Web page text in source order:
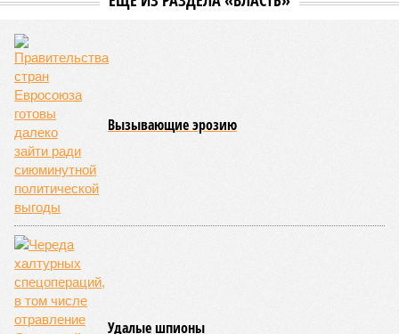
дольщики не видят. Ни Capital Group, ни кураторы
строительства не подтверждают ни соблюдения графика
строительства, ни объёма фактически выполненных работ.
Напрашивается закономерный вопрос: если
декларируемая «Capital Group модель (достраивать
проблемные объекты SSD») сработала на
Лосиноостровской, почему она не масштабируется на
Люблино? И означает ли отсутствие техники на площадке,
что в реальности подрядчик по «Станции Л» ещё даже не
определён?
2025–2026 годах, похоже, не изменили ситуацию.
последние месяцы в личном общении нам перестали
называть даже ориентировочные сроки»
расстроенные дольщики.